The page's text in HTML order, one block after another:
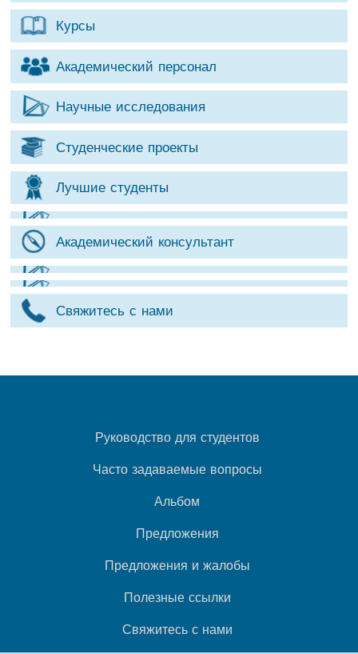
Курсы
Академический персонал
Научные исследования
Студенческие проекты
Лучшие студенты
Академический консультант
Свяжитесь с нами
Руководство для студентов
Часто задаваемые вопросы
Альбом
Предложения
Предложения и жалобы
Полезные ссылки
Свяжитесь с нами